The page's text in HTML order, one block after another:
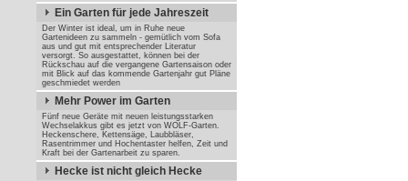
Ein Garten für jede Jahreszeit
Der Winter ist ideal, um in Ruhe neue
Gartenideen zu sammeln - gemütlich vom Sofa
aus und gut mit entsprechender Literatur
versorgt. So ausgestattet, können bei der
Rückschau auf die vergangene Gartensaison oder
mit Blick auf das kommende Gartenjahr gut Pläne
geschmiedet werden
Mehr Power im Garten
Fünf neue Geräte mit neuen leistungsstarken
Wechselakkus gibt es jetzt von WOLF-Garten.
Heckenschere, Kettensäge, Laubbläser,
Rasentrimmer und Hochentaster helfen, Zeit und
Kraft bei der Gartenarbeit zu sparen.
Hecke ist nicht gleich Hecke